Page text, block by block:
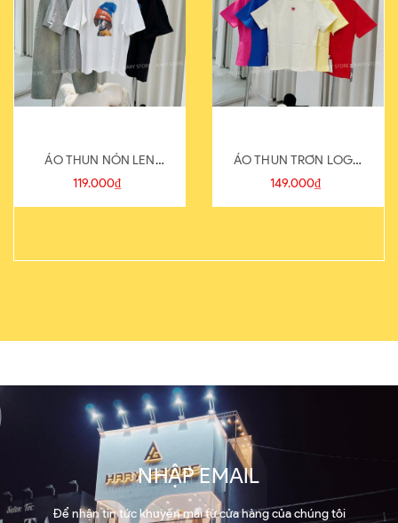
ÁO THUN NÓN LEN
821-1
119.000₫
ÁO THUN TRƠN LOGO
SAU
149.000₫
NHẬP EMAIL
Để nhận tin tức khuyến mãi từ cửa hàng của chúng tôi